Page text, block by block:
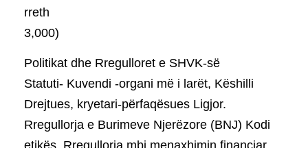
rreth
3,000)
Politikat dhe Rregulloret e SHVK-së
Statuti- Kuvendi -organi më i larët, Këshilli
Drejtues, kryetari-përfaqësues Ligjor.
Rregullorja e Burimeve Njerëzore (BNJ) Kodi
etikës, Rregullorja mbi menaxhimin financiar,